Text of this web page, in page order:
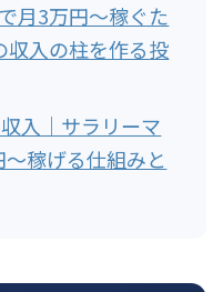
月3万円〜稼ぐた
収入の柱を作る投
入｜サラリーマ
稼げる仕組みと